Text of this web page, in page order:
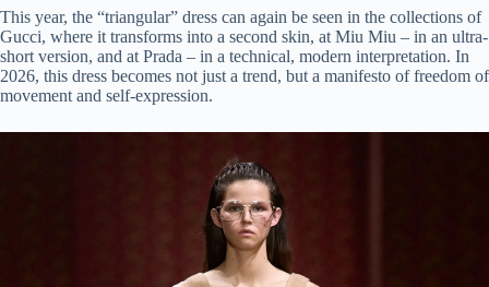
This year, the “triangular” dress can again be seen in the collections of
Gucci, where it transforms into a second skin, at Miu Miu – in an ultra-
short version, and at Prada – in a technical, modern interpretation. In
2026, this dress becomes not just a trend, but a manifesto of freedom of
movement and self-expression.